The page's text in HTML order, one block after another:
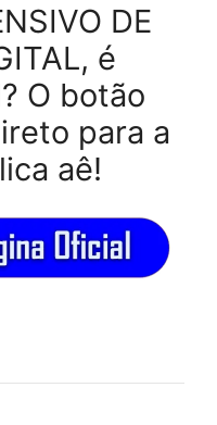
DE
é
O botão
para a
aê!